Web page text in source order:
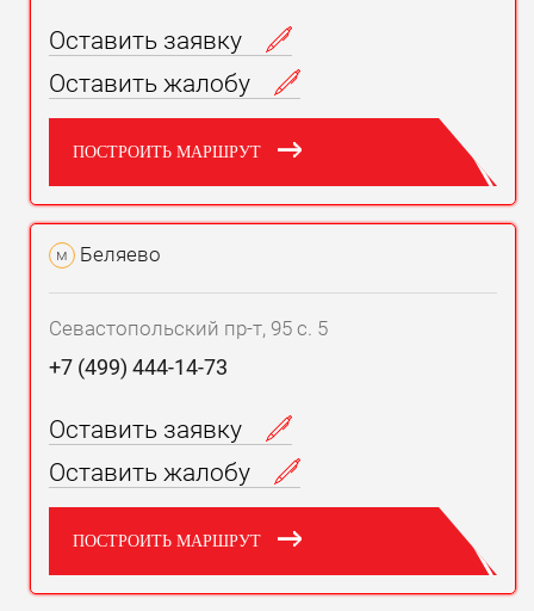
Оставить заявку
Оставить жалобу
ПОСТРОИТЬ МАРШРУТ
м Беляево
Севастопольский пр-т, 95 с. 5
+7 (499) 444-14-73
Оставить заявку
Оставить жалобу
ПОСТРОИТЬ МАРШРУТ